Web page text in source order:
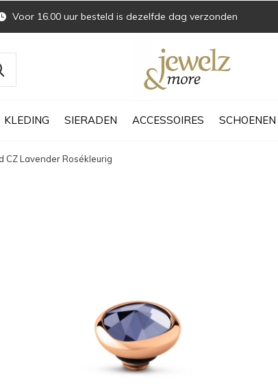
KLEDING SIERADEN ACCESSOIRES SCHOENEN
Voor 16.00 uur besteld is dezelfde dag verzonden
CZ Lavender Rosékleurig